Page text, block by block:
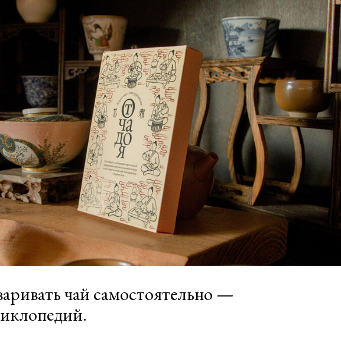
чай самостоятельно —